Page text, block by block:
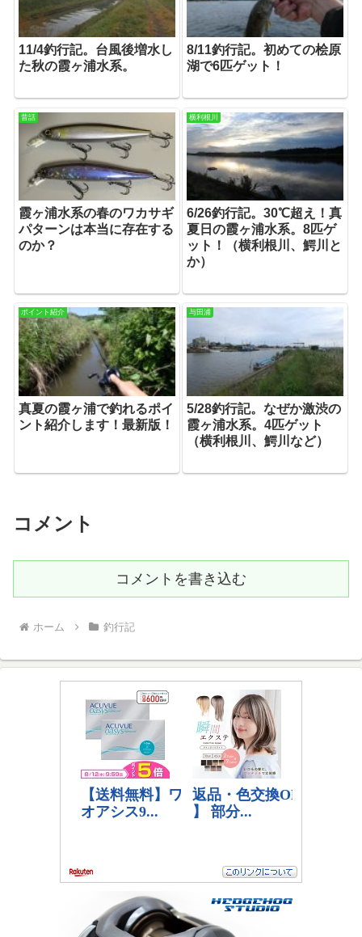
11/4釣行記。台風後増水し
た秋の霞ヶ浦水系。
8/11釣行記。初めての桧原
湖で6匹ゲット！
昔話
霞ヶ浦水系の春のワカサギ
パターンは本当に存在する
のか？
横利根川
6/26釣行記。30℃超え！真
夏日の霞ヶ浦水系。8匹ゲ
ット！（横利根川、鰐川と
か）
ポイント紹介
真夏の霞ヶ浦で釣れるポイ
ント紹介します！最新版！
与田浦
5/28釣行記。なぜか激渋の
霞ヶ浦水系。4匹ゲット
（横利根川、鰐川など）
コメント
コメントを書き込む
ホーム 釣行記